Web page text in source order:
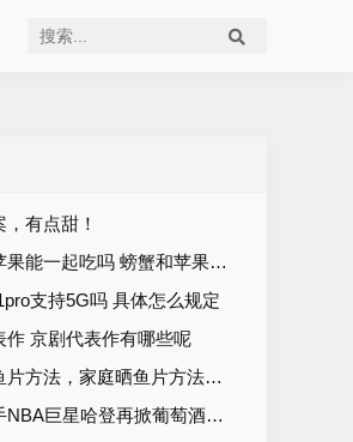
有点甜！
一起吃吗 螃蟹和苹果能一起吃吗
支持5G吗 具体怎么规定
作 京剧代表作有哪些呢
方法，家庭晒鱼片方法大全
巨星哈登再掀葡萄酒抢购风潮！